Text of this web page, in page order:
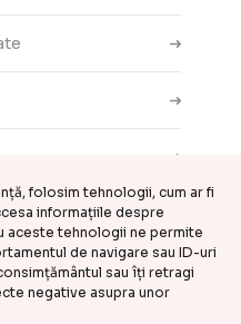
folosim tehnologii, cum ar fi
informațiile despre
aceste tehnologii ne permite
de navigare sau ID-uri
sau îți retragi
negative asupra unor